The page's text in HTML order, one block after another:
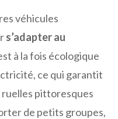
véhicules
s’adapter au
à la fois écologique
ce qui garantit
ruelles pittoresques
de petits groupes,